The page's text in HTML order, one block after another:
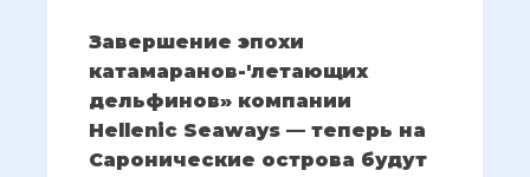
Завершение эпохи
катамаранов-'летающих
дельфинов» компании
Hellenic Seaways — теперь на
Саронические острова будут